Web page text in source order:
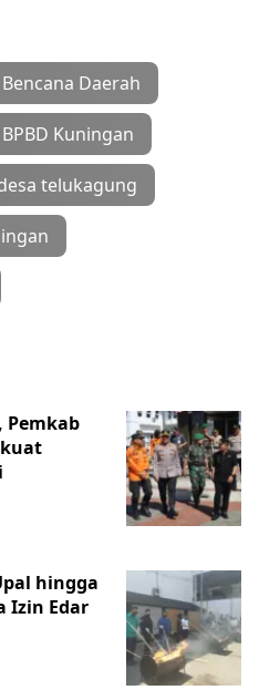
Daerah
BPBD Kuningan
telukagung
Pemkab
hingga
Izin Edar